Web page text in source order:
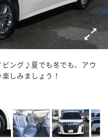
ビング♪夏でも冬でも、アウ
しみましょう！